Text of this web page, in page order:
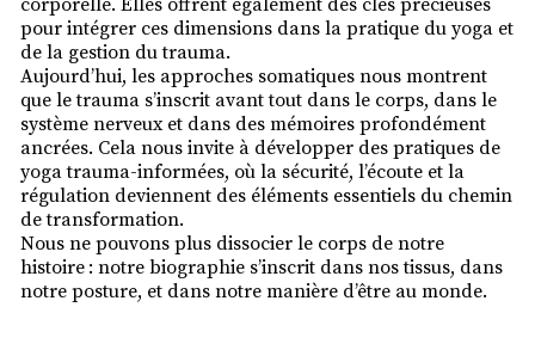
pour intégrer ces dimensions dans la pratique du yoga et
de la gestion du trauma.
Aujourd’hui, les approches somatiques nous montrent
que le trauma s’inscrit avant tout dans le corps, dans le
système nerveux et dans des mémoires profondément
ancrées. Cela nous invite à développer des pratiques de
yoga trauma-informées, où la sécurité, l’écoute et la
régulation deviennent des éléments essentiels du chemin
de transformation.
Nous ne pouvons plus dissocier le corps de notre
histoire : notre biographie s’inscrit dans nos tissus, dans
notre posture, et dans notre manière d’être au monde.